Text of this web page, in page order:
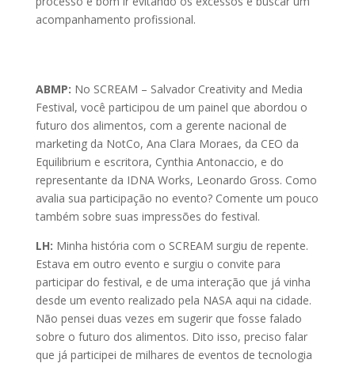
acompanhamento profissional.
ABMP: No SCREAM – Salvador Creativity and Media
Festival, você participou de um painel que abordou o
futuro dos alimentos, com a gerente nacional de
marketing da NotCo, Ana Clara Moraes, da CEO da
Equilibrium e escritora, Cynthia Antonaccio, e do
representante da IDNA Works, Leonardo Gross. Como
avalia sua participação no evento? Comente um pouco
também sobre suas impressões do festival.
LH: Minha história com o SCREAM surgiu de repente.
Estava em outro evento e surgiu o convite para
participar do festival, e de uma interação que já vinha
desde um evento realizado pela NASA aqui na cidade.
Não pensei duas vezes em sugerir que fosse falado
sobre o futuro dos alimentos. Dito isso, preciso falar
que já participei de milhares de eventos de tecnologia